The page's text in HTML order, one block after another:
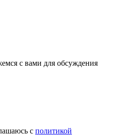
с вами для обсуждения
с политикой